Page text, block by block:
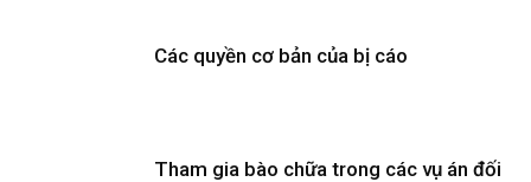
Các quyền cơ bản của bị cáo
Tham gia bào chữa trong các vụ án đối